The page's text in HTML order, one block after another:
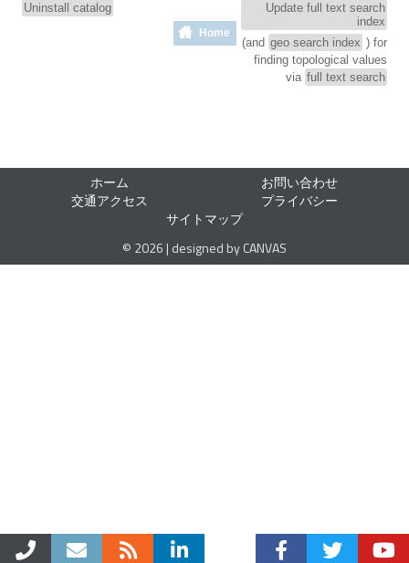
Uninstall catalog
Home
Update full text search
index
(and geo search index ) for
finding topological values
via full text search
ホーム
お問い合わせ
交通アクセス
プライバシー
サイトマップ
© 2026 | designed by CANVAS